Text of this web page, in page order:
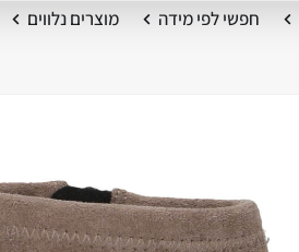
חפשי לפי מידה מוצרים נלווים